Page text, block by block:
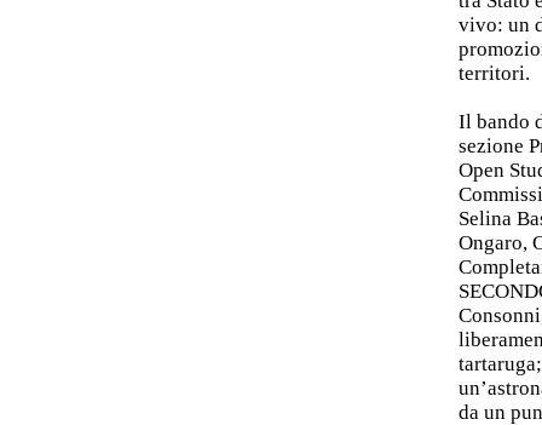
vivo: un
territori.
Il bando
sezione
Open
Selina
Ongaro,
da un